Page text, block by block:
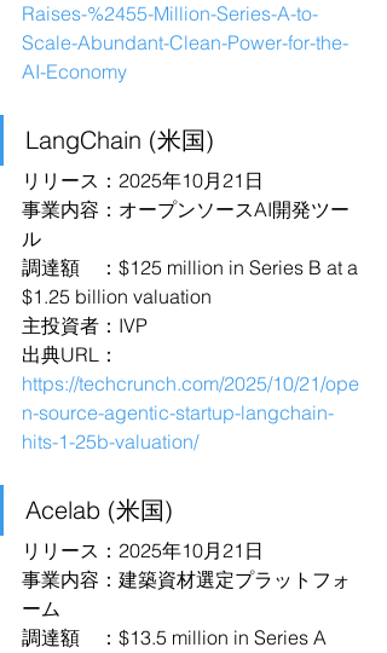
Raises-%2455-Million-Series-A-to-
Scale-Abundant-Clean-Power-for-the-
AI-Economy
LangChain (米国)
リリース：2025年10月21日
事業内容：オープンソースAI開発ツー
ル
調達額　：$125 million in Series B at a
$1.25 billion valuation
主投資者：IVP
出典URL：
https://techcrunch.com/2025/10/21/ope
n-source-agentic-startup-langchain-
hits-1-25b-valuation/
Acelab (米国)
リリース：2025年10月21日
事業内容：建築資材選定プラットフォ
ーム
調達額　：$13.5 million in Series A